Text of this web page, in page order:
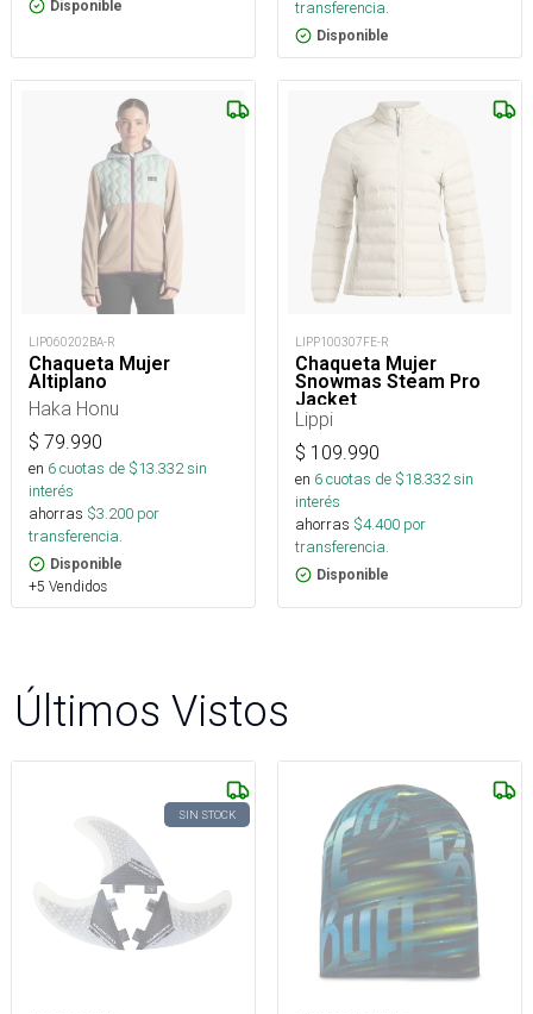
Disponible transferencia.
Disponible
LIP060202BA-R
Chaqueta Mujer
Altiplano
Haka Honu
$ 79.990
en 6cuotas de $13.332sin
interés
ahorras $3.200 por
transferencia.
Disponible
+5 Vendidos
LIPP100307FE-R
Chaqueta Mujer
Snowmas Steam Pro
Jacket
Lippi
$ 109.990
en 6cuotas de $18.332sin
interés
ahorras $4.400 por
transferencia.
Disponible
Últimos Vistos
SIN STOCK